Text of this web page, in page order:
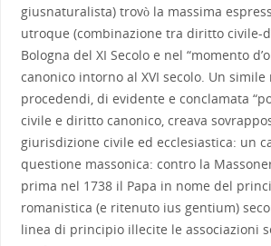
giusnaturalista) trovò la massima
utroque (combinazione tra diritto civile-
Bologna del XI Secolo e nel “momento
canonico intorno al XVI secolo. Un simile
procedendi, di evidente e conclamata
civile e diritto canonico, creava
giurisdizione civile ed ecclesiastica: un
questione massonica: contro la
prima nel 1738 il Papa in nome del
romanistica (e ritenuto ius gentium)
linea di principio illecite le associazioni